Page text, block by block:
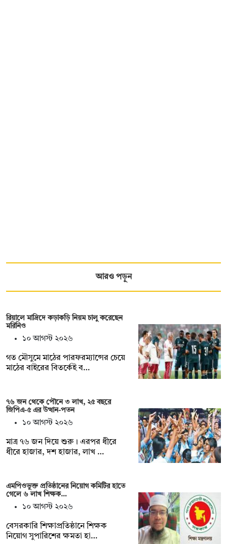
আরও পড়ুন
রিয়ালে মাদ্রিদে কড়াকড়ি নিয়ম চালু করেছেন
মরিনিও
১০ আগস্ট ২০২৬
গত মৌসুমে মাঠের পারফরম্যান্সের চেয়ে
মাঠের বাইরের বিতর্কেই ব…
৭৬ জন থেকে পৌনে ৩ লাখ, ২৫ বছরে
জিপিএ-৫ এর উত্থান-পতন
১০ আগস্ট ২০২৬
মাত্র ৭৬ জন দিয়ে শুরু। এরপর ধীরে
ধীরে হাজার, দশ হাজার, লাখ …
এমপিওভুক্ত প্রতিষ্ঠানের নিয়োগ কমিটির হাতে
গেলে ৬ লাখ শিক্ষক…
১০ আগস্ট ২০২৬
বেসরকারি শিক্ষাপ্রতিষ্ঠানে শিক্ষক
নিয়োগ সুপারিশের ক্ষমতা হা…